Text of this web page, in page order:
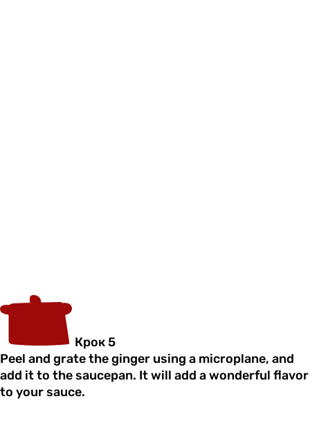
Крок 5
Peel and grate the ginger using a microplane, and
add it to the saucepan. It will add a wonderful flavor
to your sauce.